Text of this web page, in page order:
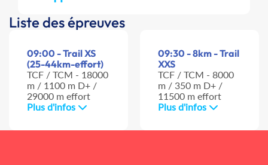
Liste des épreuves
09:00 - Trail XS
(25-44km-effort)
TCF / TCM - 18000
m / 1100 m D+ /
29000 m effort
Plus d'infos
09:30 - 8km - Trail
XXS
TCF / TCM - 8000
m / 350 m D+ /
11500 m effort
Plus d'infos